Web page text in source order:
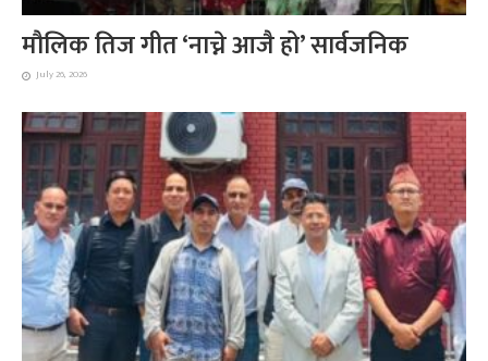
मौलिक तिज गीत ‘नाच्ने आजै हो’ सार्वजनिक
July 26, 2026